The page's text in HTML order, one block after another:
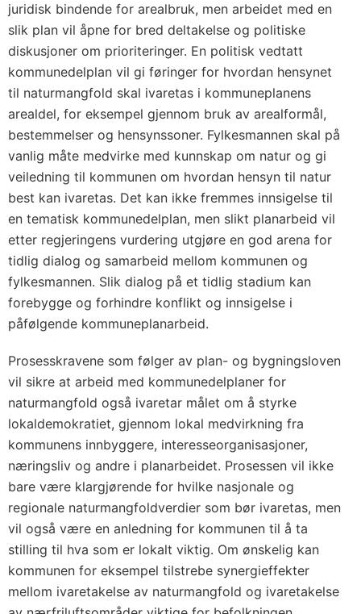
juridisk bindende for arealbruk, men arbeidet med en
slik plan vil åpne for bred deltakelse og politiske
diskusjoner om prioriteringer. En politisk vedtatt
kommunedelplan vil gi føringer for hvordan hensynet
til naturmangfold skal ivaretas i kommuneplanens
arealdel, for eksempel gjennom bruk av arealformål,
bestemmelser og hensynssoner. Fylkesmannen skal på
vanlig måte medvirke med kunnskap om natur og gi
veiledning til kommunen om hvordan hensyn til natur
best kan ivaretas. Det kan ikke fremmes innsigelse til
en tematisk kommunedelplan, men slikt planarbeid vil
etter regjeringens vurdering utgjøre en god arena for
tidlig dialog og samarbeid mellom kommunen og
fylkesmannen. Slik dialog på et tidlig stadium kan
forebygge og forhindre konflikt og innsigelse i
påfølgende kommuneplanarbeid.
Prosesskravene som følger av plan- og bygningsloven
vil sikre at arbeid med kommunedelplaner for
naturmangfold også ivaretar målet om å styrke
lokaldemokratiet, gjennom lokal medvirkning fra
kommunens innbyggere, interesseorganisasjoner,
næringsliv og andre i planarbeidet. Prosessen vil ikke
bare være klargjørende for hvilke nasjonale og
regionale naturmangfoldverdier som bør ivaretas, men
vil også være en anledning for kommunen til å ta
stilling til hva som er lokalt viktig. Om ønskelig kan
kommunen for eksempel tilstrebe synergieffekter
mellom ivaretakelse av naturmangfold og ivaretakelse